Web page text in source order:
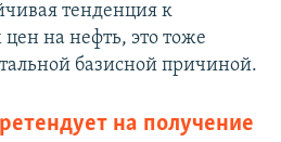
тенденция к
на нефть, это тоже
базисной причиной.
на получение